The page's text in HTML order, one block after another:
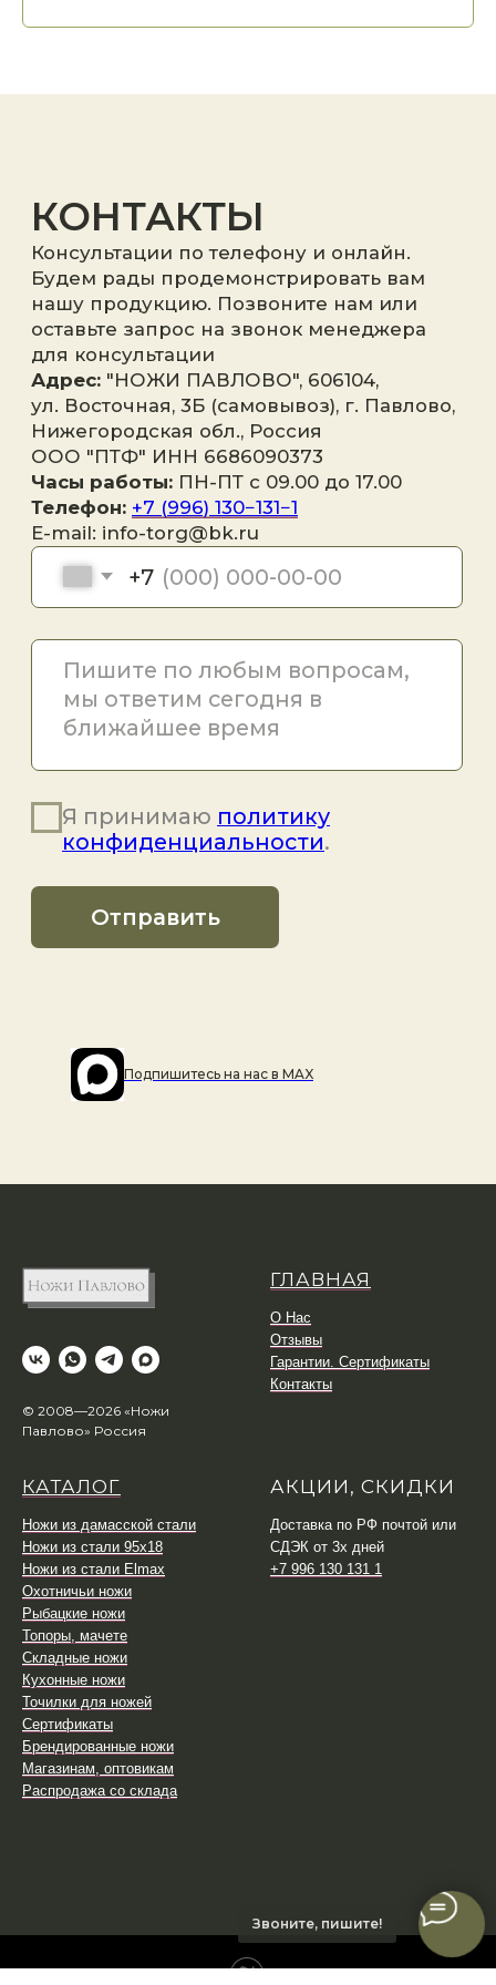
Подпишитесь на наc в MAX
© 2008—2026 «Ножи
Павлово» Россия
ГЛАВНАЯ
О Нас
Отзывы
Гарантии. Сертификаты
Контакты
КАТАЛОГ
Ножи из дамасской стали
Ножи из стали 95х18
Ножи из стали Elmax
Охотничьи ножи
Рыбацкие ножи
Топоры, мачете
Складные ножи
Кухонные ножи
Точилки для ножей
Сертификаты
Брендированные ножи
Магазинам, оптовикам
Распродажа со склада
АКЦИИ, СКИДКИ
Доставка по РФ почтой или
СДЭК от 3х дней
+7 996 130 131 1
Звоните, пишите!
Tilda